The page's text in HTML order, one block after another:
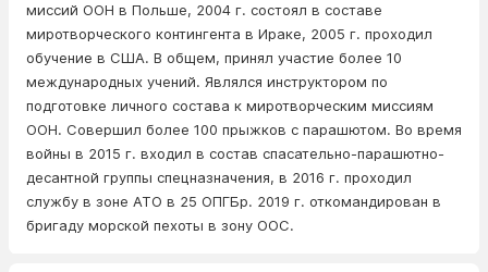
миссий ООН в Польше, 2004 г. состоял в составе
миротворческого контингента в Ираке, 2005 г. проходил
обучение в США. В общем, принял участие более 10
международных учений. Являлся инструктором по
подготовке личного состава к миротворческим миссиям
ООН. Совершил более 100 прыжков с парашютом. Во время
войны в 2015 г. входил в состав спасательно-парашютно-
десантной группы спецназначения, в 2016 г. проходил
службу в зоне АТО в 25 ОПГБр. 2019 г. откомандирован в
бригаду морской пехоты в зону ООС.